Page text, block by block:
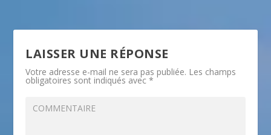
LAISSER UNE RÉPONSE
Votre adresse e-mail ne sera pas publiée. Les champs
obligatoires sont indiqués avec*